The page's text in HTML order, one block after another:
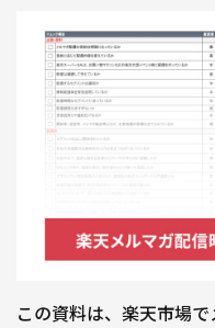
この資料は、楽天市場